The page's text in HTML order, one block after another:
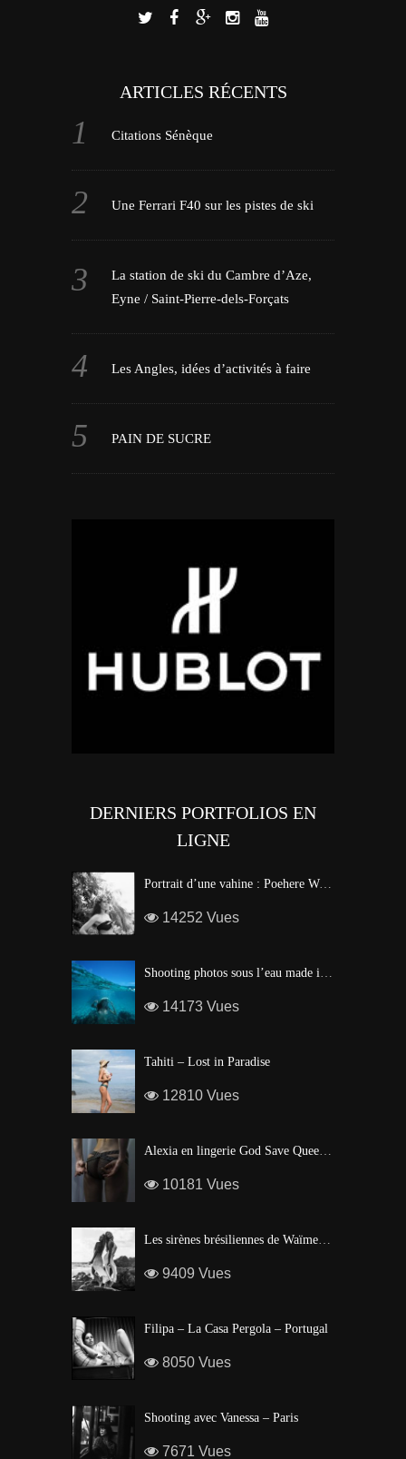
ARTICLES RÉCENTS
Citations Sénèque
Une Ferrari F40 sur les pistes de ski
La station de ski du Cambre d’Aze,
Eyne / Saint-Pierre-dels-Forçats
Les Angles, idées d’activités à faire
PAIN DE SUCRE
DERNIERS PORTFOLIOS EN
LIGNE
Portrait d’une vahine : Poehere Wilson, Miss Tahiti 2010
14252 Vues
Shooting photos sous l’eau made in Tahiti
14173 Vues
Tahiti – Lost in Paradise
12810 Vues
Alexia en lingerie God Save Queen | Brigade Mondaine – Paris
10181 Vues
Les sirènes brésiliennes de Waïmea Bay – Hawaï
9409 Vues
Filipa – La Casa Pergola – Portugal
8050 Vues
Shooting avec Vanessa – Paris
7671 Vues